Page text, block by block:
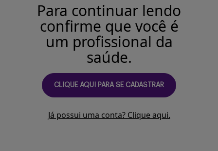
Para continuar lendo
confirme que você é
um profissional da
saúde.
CLIQUE AQUI PARA SE CADASTRAR
Já possui uma conta? Clique aqui.